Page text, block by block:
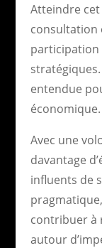
Atteindre
consultation
participation
entendue
économique.
Avec une
davantage
influents de
pragmatique,
contribuer à
autour